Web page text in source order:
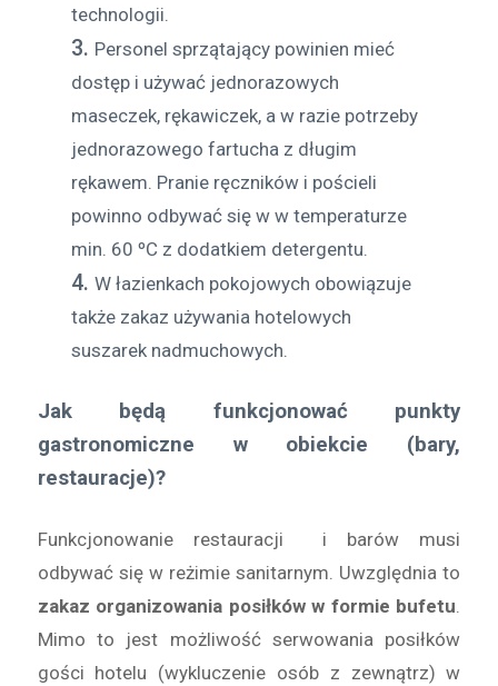
technologii.
Personel sprzątający powinien mieć
dostęp i używać jednorazowych
maseczek, rękawiczek, a w razie potrzeby
jednorazowego fartucha z długim
rękawem. Pranie ręczników i pościeli
powinno odbywać się w w temperaturze
min. 60 ºC z dodatkiem detergentu.
W łazienkach pokojowych obowiązuje
także zakaz używania hotelowych
suszarek nadmuchowych.
Jak będą funkcjonować punkty
gastronomiczne w obiekcie (bary,
restauracje)?
Funkcjonowanie restauracji i barów musi
odbywać się w reżimie sanitarnym. Uwzględnia to
zakaz organizowania posiłków w formie bufetu.
Mimo to jest możliwość serwowania posiłków
gości hotelu (wykluczenie osób z zewnątrz) w